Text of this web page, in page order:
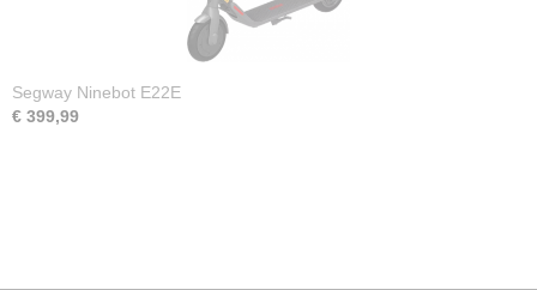
Segway Ninebot E22E
€ 399,99